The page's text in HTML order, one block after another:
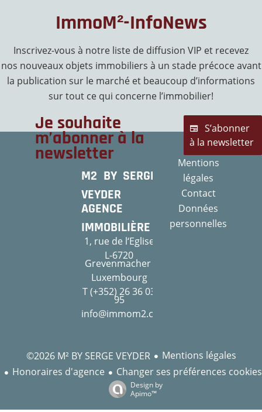
ImmoM²-InfoNews
Inscrivez-vous à notre liste de diffusion VIP et recevez
nos nouveaux objets immobiliers à un stade précoce avant
la publication sur le marché et beaucoup d’informations
sur tout ce qui concerne l’immobilier!
Je souhaite
m’abonner à la
newsletter
S’abonner
à la newsletter
M2 BY SERGE
VEYDER
AGENCE
IMMOBILIÈRE
1, rue de l‘Eglise
L-6720
Grevenmacher
Luxembourg
T (+352) 26 36 03
95
info@immom2.com
Mentions
légales
Contact
Données
personnelles
©2026 M² BY SERGE VEYDER
Mentions légales
Honoraires d'agence
Changer ses préférences cookies
Design by
Apimo™